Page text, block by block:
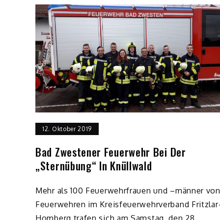
12. Oktober 2019
Bad Zwestener Feuerwehr Bei Der
„Sternübung“ In Knüllwald
Mehr als 100 Feuerwehrfrauen und –männer
Feuerwehren im Kreisfeuerwehrverband
Homberg trafen sich am Samstag, den 28.